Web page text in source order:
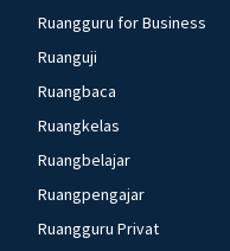
Ruangguru for Business
Ruanguji
Ruangbaca
Ruangkelas
Ruangbelajar
Ruangpengajar
Ruangguru Privat